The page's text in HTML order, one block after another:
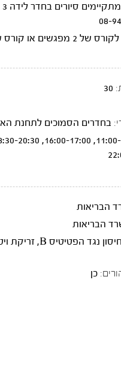
30
בחדרים הסמוכים לתחנת
הבריאות
הבריאות
כן